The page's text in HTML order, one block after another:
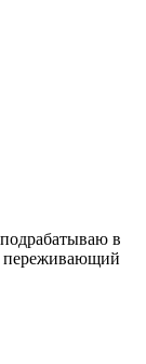
в
переживающий